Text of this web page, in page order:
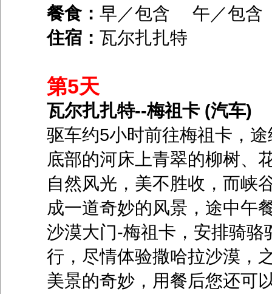
餐食： 早／包含 午／包
住宿： 瓦尔扎扎特
第5天
瓦尔扎扎特--梅祖卡 (汽车)
驱车约5小时前往梅祖卡，
底部的河床上青翠的柳树、
自然风光，美不胜收，而峡
成一道奇妙的风景，途中午
沙漠大门-梅祖卡，安排骑
行，尽情体验撒哈拉沙漠，
美景的奇妙，用餐后您还可